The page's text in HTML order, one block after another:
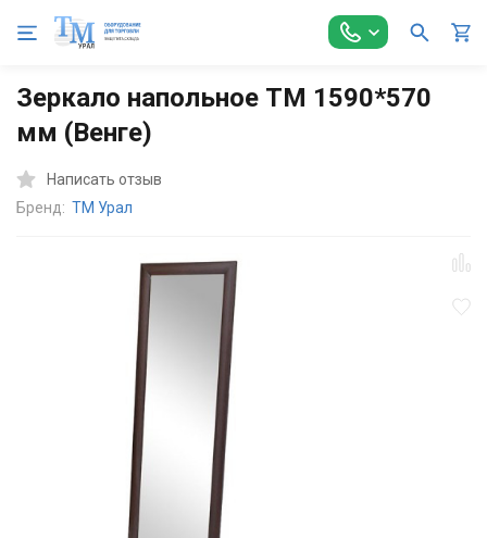
Главная Торговое оборудование Зеркала,банкетки
Зеркало напольное ТМ 1590*570
мм (Венге)
Написать отзыв
Бренд: ТМ Урал